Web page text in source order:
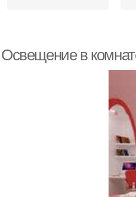
Освещение в